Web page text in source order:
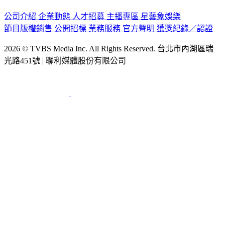
公司介紹 企業動態 人才招募 主播專區 星藝象娛樂
節目版權銷售 公開招標 業務服務 官方聲明 獲獎紀錄／認證
2026 © TVBS Media Inc. All Rights Reserved. 台北市內湖區瑞
光路451號 | 聯利媒體股份有限公司